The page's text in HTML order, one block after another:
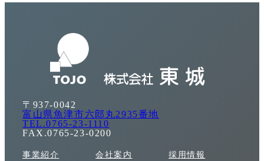
〒937-0042
富山県魚津市六郎丸2935番地
TEL.0765-23-1110
FAX.0765-23-0200
事業紹介 会社案内 採用情報